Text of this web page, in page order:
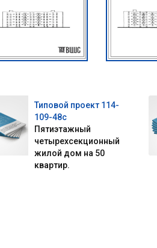
Типовой проект 114-
109-48с
Пятиэтажный
четырехсекционный
жилой дом на 50
квартир.